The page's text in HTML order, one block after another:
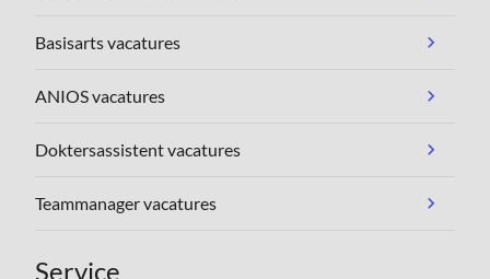
Basisarts vacatures
ANIOS vacatures
Doktersassistent vacatures
Teammanager vacatures
Service